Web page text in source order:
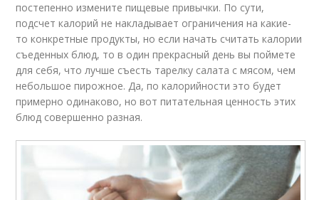
постепенно измените пищевые привычки. По сути,
подсчет калорий не накладывает ограничения на какие-
то конкретные продукты, но если начать считать калории
съеденных блюд, то в один прекрасный день вы поймете
для себя, что лучше съесть тарелку салата с мясом, чем
небольшое пирожное. Да, по калорийности это будет
примерно одинаково, но вот питательная ценность этих
блюд совершенно разная.